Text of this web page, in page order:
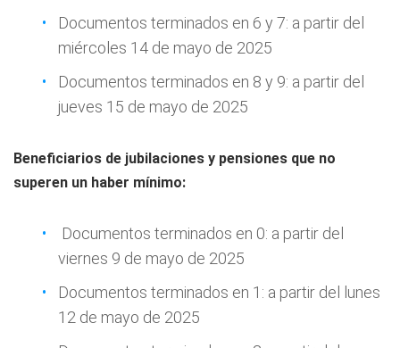
Documentos terminados en 6 y 7: a partir del
miércoles 14 de mayo de 2025
Documentos terminados en 8 y 9: a partir del
jueves 15 de mayo de 2025
Beneficiarios de jubilaciones y pensiones que no
superen un haber mínimo:
Documentos terminados en 0: a partir del
viernes 9 de mayo de 2025
Documentos terminados en 1: a partir del lunes
12 de mayo de 2025